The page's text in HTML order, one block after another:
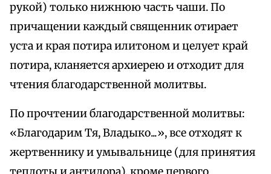
рукой) только нижнюю часть чаши. По
причащении каждый священник отирает
уста и края потира илитоном и целует край
потира, кланяется архиерею и отходит для
чтения благодарственной молитвы.
По прочтении благодарственной молитвы:
«Благодарим Тя, Владыко...», все отходят к
жертвеннику и умывальнице (для принятия